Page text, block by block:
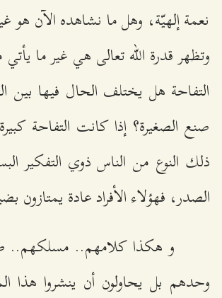
نعمة إلهيّة، وهل ما نشاهده الآن هو
وتظهر قدرة الله تعالى هي غير ما
التفاحة هل يختلف الحال فيها بين
صنع الصغيرة؟ إذا كانت التفاحة
ذلك النوع من الناس ذوي التفكير
الصدر، فهؤلاء الأفراد عادة
و هكذا كلامهم.. مسلكهم..
وحدهم بل يحاولون أن ينشروا هذا